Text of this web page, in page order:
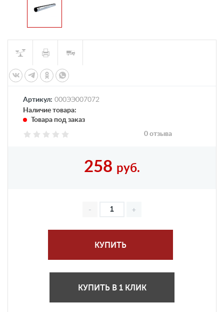
Артикул: 000ЭЭ007072
Наличие товара:
Товара под заказ
0 отзыва
258 руб.
КУПИТЬ
КУПИТЬ В 1 КЛИК